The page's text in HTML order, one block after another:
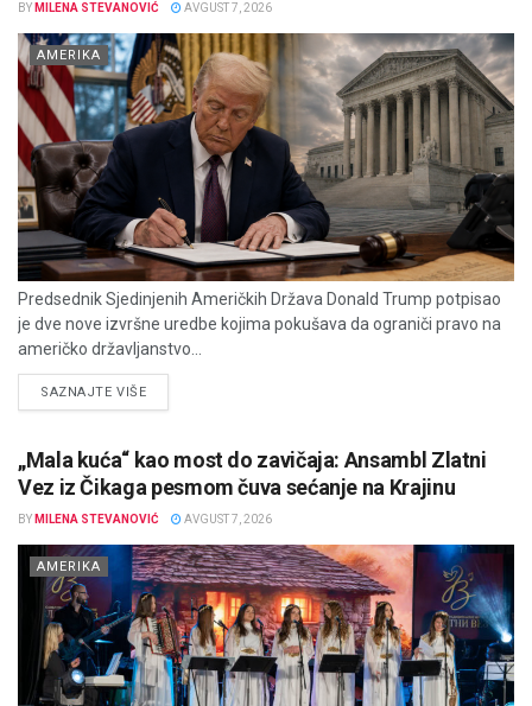
BY MILENA STEVANOVIĆ AVGUST 7, 2026
AMERIKA
Predsednik Sjedinjenih Američkih Država Donald Trump potpisao
je dve nove izvršne uredbe kojima pokušava da ograniči pravo na
američko državljanstvo...
SAZNAJTE VIŠEDETAILS
„Mala kuća“ kao most do zavičaja: Ansambl Zlatni
Vez iz Čikaga pesmom čuva sećanje na Krajinu
BY MILENA STEVANOVIĆ AVGUST 7, 2026
AMERIKA